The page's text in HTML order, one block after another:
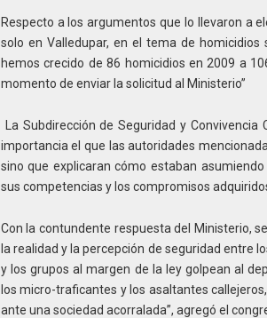
Respecto a los argumentos que lo llevaron a
solo en Valledupar, en el tema de
hemos crecido de 86 homicidios en 2009 a
momento de enviar la solicitud al Ministerio”
La Subdirección de Seguridad y
importancia el que las autoridades
sino que explicaran cómo estaban
sus competencias y los compromisos
Con la contundente respuesta del Ministerio,
la realidad y la percepción de seguridad entre
y los grupos al margen de la ley golpean al
los micro-traficantes y los asaltantes
ante una sociedad acorralada”, agregó el